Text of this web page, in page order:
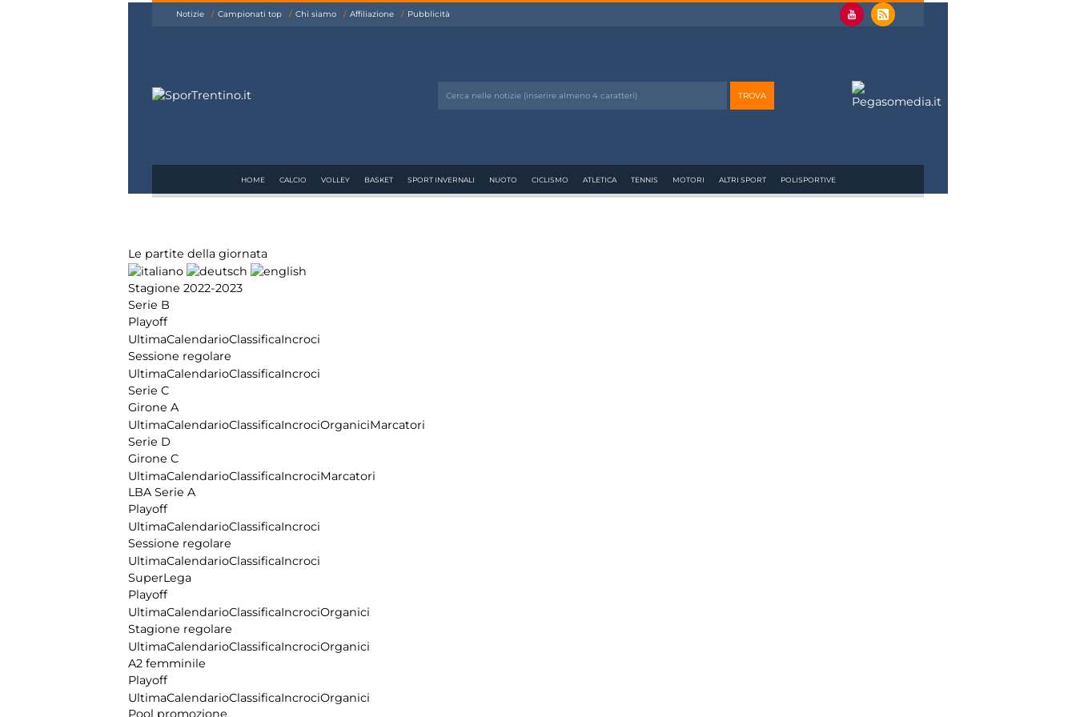
Notizie Campionati top Chi siamo Affiliazione Pubblicità
HOME CALCIO VOLLEY BASKET SPORT INVERNALI NUOTO CICLISMO ATLETICA TENNIS MOTORI ALTRI SPORT POLISPORTIVE
Le partite della giornata
Stagione 2022-2023
Serie B
Playoff
UltimaCalendarioClassificaIncroci
Sessione regolare
UltimaCalendarioClassificaIncroci
Serie C
Girone A
UltimaCalendarioClassificaIncrociOrganiciMarcatori
Serie D
Girone C
UltimaCalendarioClassificaIncrociMarcatori
LBA Serie A
Playoff
UltimaCalendarioClassificaIncroci
Sessione regolare
UltimaCalendarioClassificaIncroci
SuperLega
Playoff
UltimaCalendarioClassificaIncrociOrganici
Stagione regolare
UltimaCalendarioClassificaIncrociOrganici
A2 femminile
Playoff
UltimaCalendarioClassificaIncrociOrganici
Pool promozione